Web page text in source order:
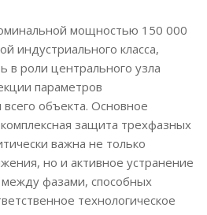
мощностью 150 000
индустриального класса,
в роли центрального узла
параметров
всего объекта. Основное
защита трехфазных
важна не только
но и активное устранение
между фазами, способных
технологическое